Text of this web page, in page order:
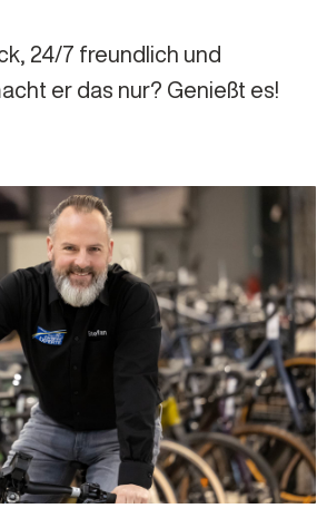
24/7 freundlich und
er das nur? Genießt es!